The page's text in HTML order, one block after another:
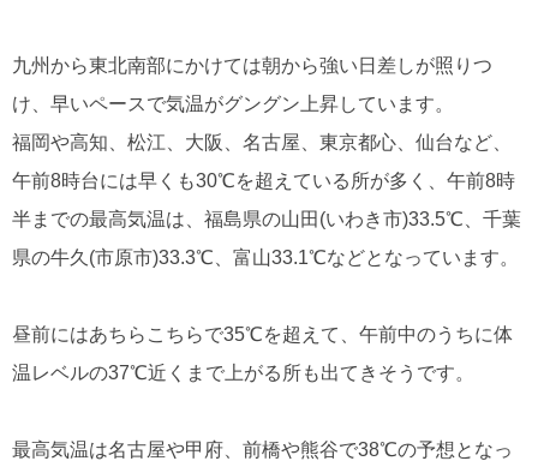
九州から東北南部にかけては朝から強い日差しが照りつ
け、早いペースで気温がグングン上昇しています。
福岡や高知、松江、大阪、名古屋、東京都心、仙台など、
午前8時台には早くも30℃を超えている所が多く、午前8時
半までの最高気温は、福島県の山田(いわき市)33.5℃、千葉
県の牛久(市原市)33.3℃、富山33.1℃などとなっています。
昼前にはあちらこちらで35℃を超えて、午前中のうちに体
温レベルの37℃近くまで上がる所も出てきそうです。
最高気温は名古屋や甲府、前橋や熊谷で38℃の予想となっ